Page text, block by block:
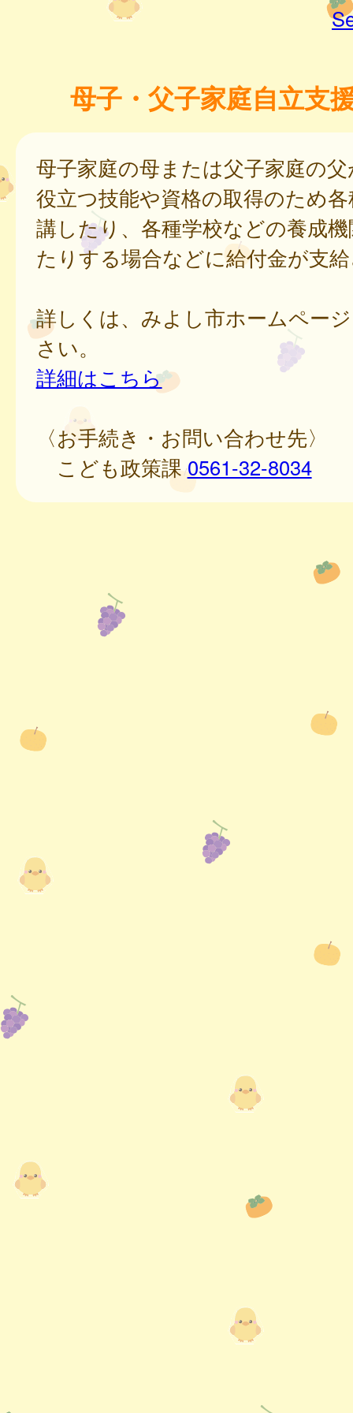
母子・父子家庭自立支
母子家庭の母または父子家庭の
役立つ技能や資格の取得のため
講したり、各種学校などの養成
たりする場合などに給付金が支
詳しくは、みよし市ホームペー
さい。
詳細はこちら
〈お手続き・お問い合わせ先〉
こども政策課0561-32-8034